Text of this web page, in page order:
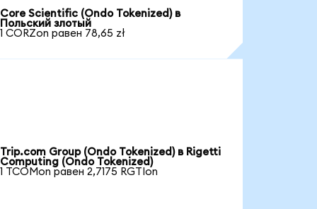
Core Scientific (Ondo Tokenized) в
Польский злотый
1 CORZon равен 78,65 zł
Trip.com Group (Ondo Tokenized) в Rigetti
Computing (Ondo Tokenized)
1 TCOMon равен 2,7175 RGTIon